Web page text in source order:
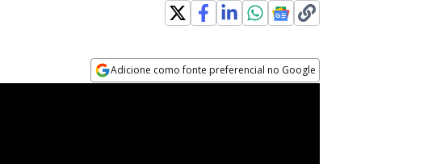
Adicione como fonte preferencial no Google